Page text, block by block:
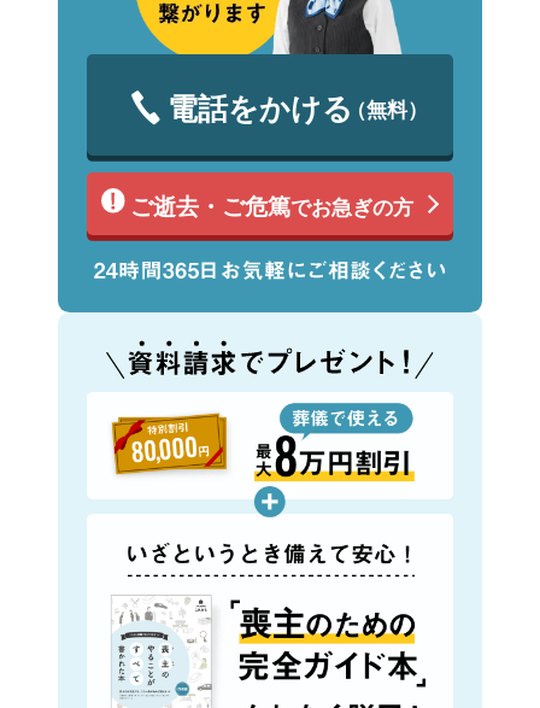
電話をかける（無料）
ご逝去・ご危篤でお急ぎの方